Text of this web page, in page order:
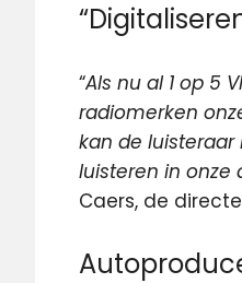
“Als nu al 1 op 5
radiomerken
kan de luisteraar
luisteren in onze
Caers, de